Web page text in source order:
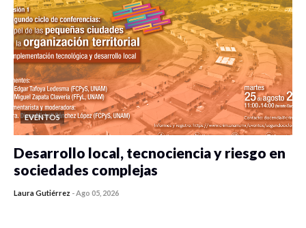
EVENTOS
Desarrollo local, tecnociencia y riesgo en
sociedades complejas
Laura Gutiérrez -Ago 05, 2026